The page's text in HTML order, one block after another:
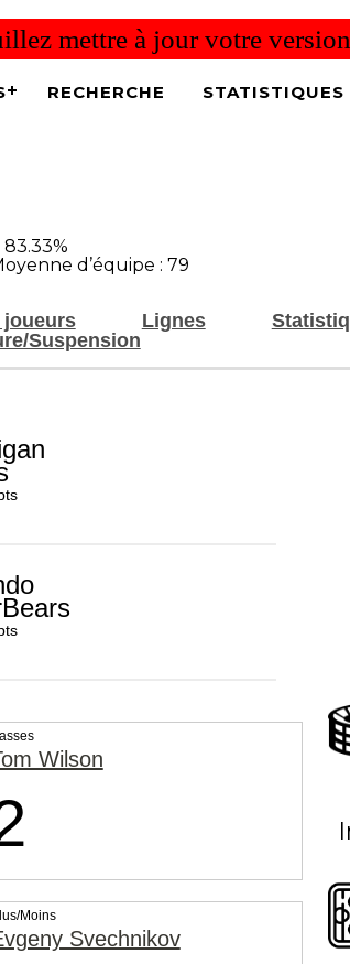
mettre à jour votre
RECHERCHE STATISTIQUES
83.33%
d’équipe : 79
Lignes
Suspension
Wilson
Moins
Svechnikov